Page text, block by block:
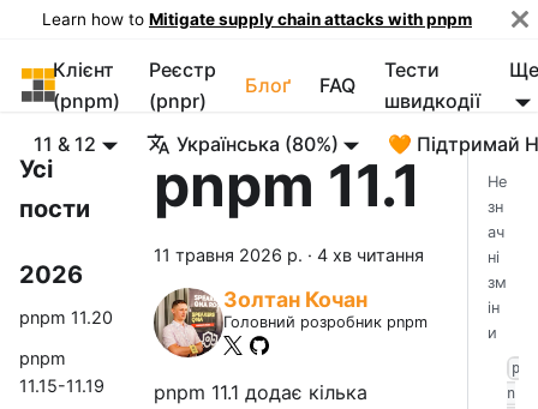
Learn how to Mitigate supply chain attacks with pnpm
pnpm
Клієнт
(pnpm)
Реєстр
(pnpr)
Блоґ FAQ
Тести
швидкодії
Ще
11 & 12 Українська (80%) 🧡 Підтримай
Усі
пости
2026
pnpm 11.20
pnpm
11.15-11.19
pnpm 11.1
11 травня 2026 р. · 4 хв читання
Золтан Кочан
Головний розробник pnpm
pnpm 11.1 додає кілька
Не
зн
ач
ні
зм
ін
и
p
n